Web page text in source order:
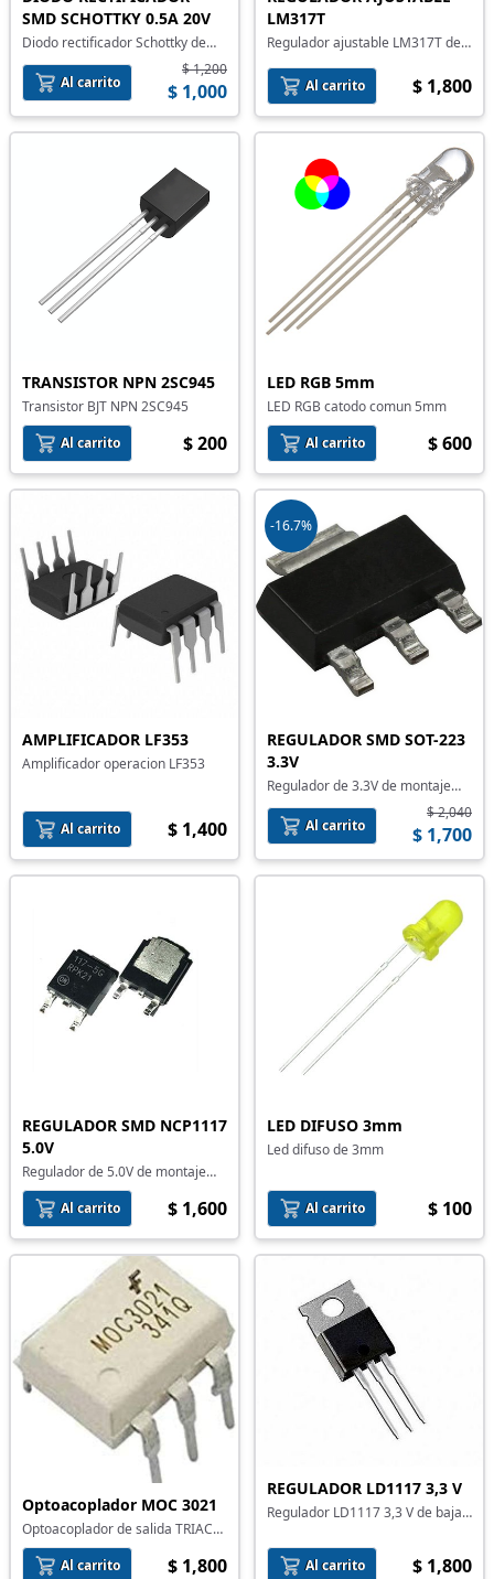
SMD SCHOTTKY 0.5A 20V
Diodo rectificador Schottky de
montaje superficial
Al carrito
$ 1,200
$ 1,000
LM317T
Regulador ajustable LM317T de
Al carrito
$ 1,800
TRANSISTOR NPN 2SC945
Transistor BJT NPN 2SC945
Al carrito
$ 200
LED RGB 5mm
LED RGB catodo comun 5mm
Al carrito
$ 600
AMPLIFICADOR LF353
Amplificador operacion LF353
Al carrito $ 1,400
-16.7%
REGULADOR SMD SOT-223
3.3V
Regulador de 3.3V de montaje
superficial
Al carrito
$ 2,040
$ 1,700
REGULADOR SMD NCP1117
5.0V
Regulador de 5.0V de montaje
superficial
Al carrito
$ 1,600
LED DIFUSO 3mm
Led difuso de 3mm
Al carrito $ 100
Optoacoplador MOC 3021
Optoacoplador de salida TRIAC
MOC 3021
Al carrito
$ 1,800
REGULADOR LD1117 3,3 V
Regulador LD1117 3,3 V de baja
Al carrito
$ 1,800